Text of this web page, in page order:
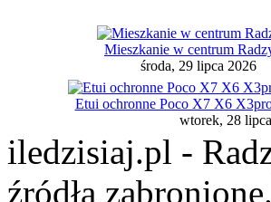
Mieszkanie w centrum
środa, 29 lipca 2026
Etui ochronne Poco X7 X6
wtorek, 28
iledzisiaj.pl -
źródła